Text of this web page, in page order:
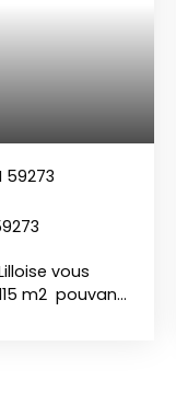
59273
vous
m2 pouvant